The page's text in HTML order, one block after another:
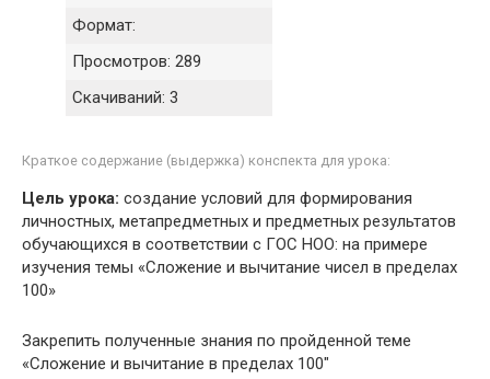
Формат:
Просмотров: 289
Скачиваний: 3
Краткое содержание (выдержка) конспекта для урока:
Цель урока: создание условий для формирования
личностных, метапредметных и предметных результатов
обучающихся в соответствии с ГОС НОО: на примере
изучения темы «Сложение и вычитание чисел в пределах
100»
Закрепить полученные знания по пройденной теме
«Сложение и вычитание в пределах 100"